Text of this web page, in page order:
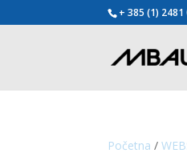
+ 385 (1) 2481
Početna /